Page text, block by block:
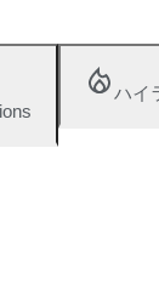
ハイ